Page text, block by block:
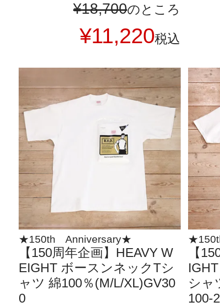
¥18,700のところ
¥11,220税込
★150th Anniversary★
【150周年企画】HEAVY W
EIGHT ボースンネックTシ
ャツ 綿100％(M/L/XL)GV30
0
【
シャ
100-